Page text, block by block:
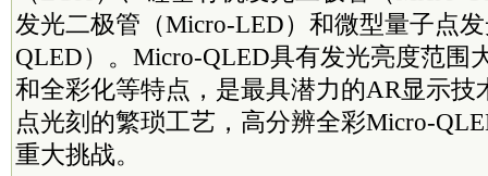
发光二极管（Micro-LED）和微型量子点
QLED）。Micro-QLED具有发光亮度范围
和全彩化等特点，是最具潜力的AR显示技
点光刻的繁琐工艺，高分辨全彩Micro-
重大挑战。